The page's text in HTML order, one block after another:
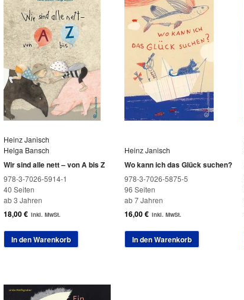
Heinz Janisch
Helga Bansch
Wir sind alle nett – von A bis Z
978-3-7026-5914-1
40 Seiten
ab 3 Jahren
18,00€ inkl. MwSt.
In den Warenkorb
Heinz Janisch
Wo kann ich das Glück suchen?
978-3-7026-5875-5
96 Seiten
ab 7 Jahren
16,00€ inkl. MwSt.
In den Warenkorb